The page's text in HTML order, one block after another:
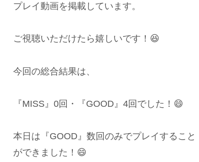
プレイ動画を掲載しています。
ご視聴いただけたら嬉しいです！😆
今回の総合結果は、
『MISS』0回・『GOOD』4回でした！😄
本日は『GOOD』数回のみでプレイすること
ができました！😄